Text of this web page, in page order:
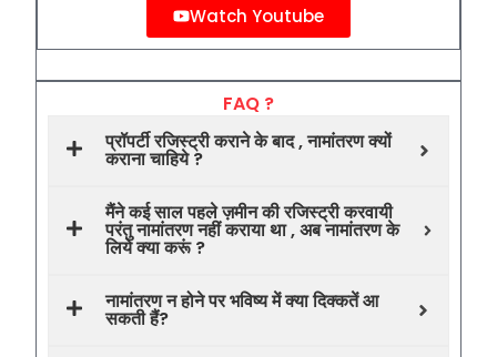
Watch Youtube
FAQ ?
प्रॉपर्टी रजिस्ट्री कराने के बाद , नामांतरण क्यों
कराना चाहिये ?
मैंने कई साल पहले ज़मीन की रजिस्ट्री करवायी
परंतु नामांतरण नहीं कराया था , अब नामांतरण के
लिये क्या करूं ?
नामांतरण न होने पर भविष्य में क्या दिक्कतें आ
सकती हैं?